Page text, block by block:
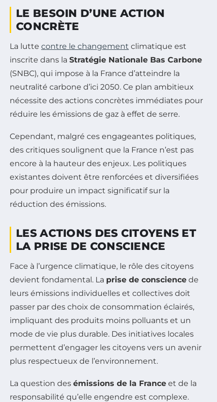
LE BESOIN D’UNE ACTION
CONCRÈTE
La lutte contre le changement climatique est
inscrite dans la Stratégie Nationale Bas Carbone
(SNBC), qui impose à la France d’atteindre la
neutralité carbone d’ici 2050. Ce plan ambitieux
nécessite des actions concrètes immédiates pour
réduire les émissions de gaz à effet de serre.
Cependant, malgré ces engageantes politiques,
des critiques soulignent que la France n’est pas
encore à la hauteur des enjeux. Les politiques
existantes doivent être renforcées et diversifiées
pour produire un impact significatif sur la
réduction des émissions.
LES ACTIONS DES CITOYENS ET
LA PRISE DE CONSCIENCE
Face à l’urgence climatique, le rôle des citoyens
devient fondamental. La prise de conscience de
leurs émissions individuelles et collectives doit
passer par des choix de consommation éclairés,
impliquant des produits moins polluants et un
mode de vie plus durable. Des initiatives locales
permettent d’engager les citoyens vers un avenir
plus respectueux de l’environnement.
La question des émissions de la France et de la
responsabilité qu’elle engendre est complexe.